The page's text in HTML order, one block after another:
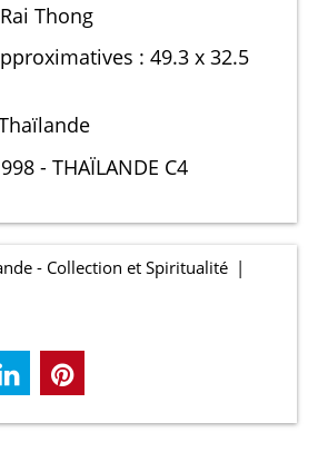
Thong
: 49.3 x 32.5
- THAÏLANDE C4
- Collection et Spiritualité